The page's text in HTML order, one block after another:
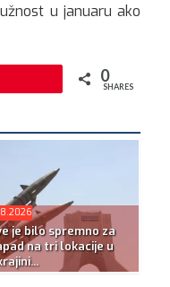
u januaru ako
0
SHARES
je bilo spremno za
na tri lokacije u